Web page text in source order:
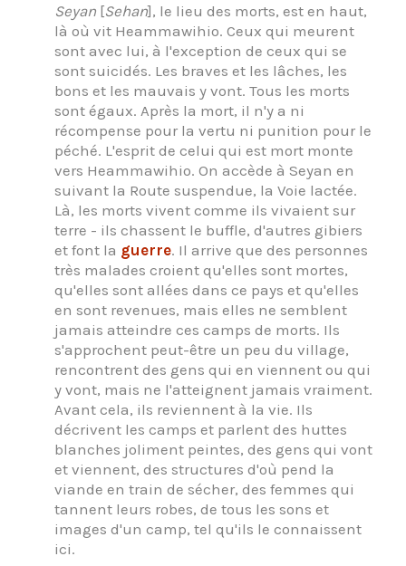
Seyan [Sehan], le lieu des morts, est en haut,
là où vit Heammawihio. Ceux qui meurent
sont avec lui, à l'exception de ceux qui se
sont suicidés. Les braves et les lâches, les
bons et les mauvais y vont. Tous les morts
sont égaux. Après la mort, il n'y a ni
récompense pour la vertu ni punition pour le
péché. L'esprit de celui qui est mort monte
vers Heammawihio. On accède à Seyan en
suivant la Route suspendue, la Voie lactée.
Là, les morts vivent comme ils vivaient sur
terre - ils chassent le buffle, d'autres gibiers
et font la guerre. Il arrive que des personnes
très malades croient qu'elles sont mortes,
qu'elles sont allées dans ce pays et qu'elles
en sont revenues, mais elles ne semblent
jamais atteindre ces camps de morts. Ils
s'approchent peut-être un peu du village,
rencontrent des gens qui en viennent ou qui
y vont, mais ne l'atteignent jamais vraiment.
Avant cela, ils reviennent à la vie. Ils
décrivent les camps et parlent des huttes
blanches joliment peintes, des gens qui vont
et viennent, des structures d'où pend la
viande en train de sécher, des femmes qui
tannent leurs robes, de tous les sons et
images d'un camp, tel qu'ils le connaissent
ici.